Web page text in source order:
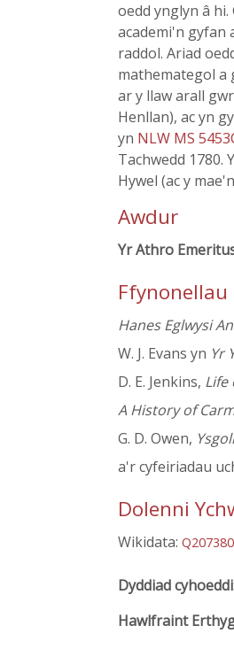
oedd ynglyn â
academi'n gyfan
raddol. Ariad
mathemategol a
ar y llaw arall
Henllan), ac yn
yn NLW MS
Tachwedd 1780.
Hywel (ac y
Awdur
Yr Athro
Ffynonellau
Hanes Eglwysi
W. J. Evans yn Yr
D. E. Jenkins, Life
A History of
G. D. Owen,
a'r cyfeiriadau
Dolenni
Wikidata:
Dyddiad
Hawlfraint